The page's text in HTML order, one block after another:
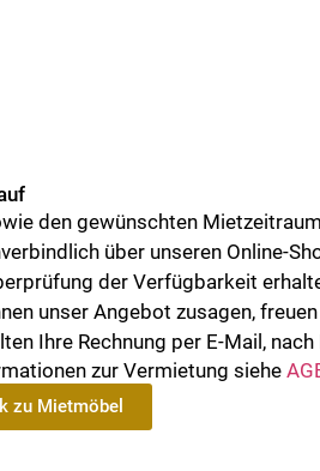
den gewünschten
über unseren Online-
der Verfügbarkeit
unser Angebot zusagen,
Ihre Rechnung per E-Mail,
zur Vermietung siehe
zu Mietmöbel